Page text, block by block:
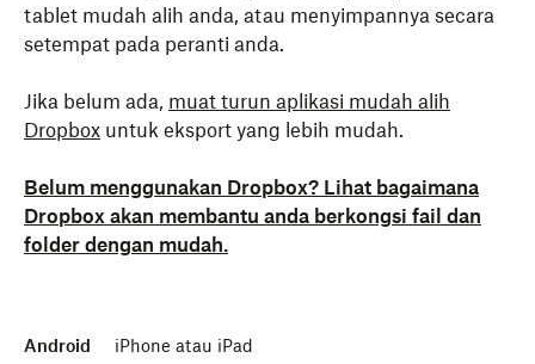
tablet mudah alih anda, atau menyimpannya secara
setempat pada peranti anda.
Jika belum ada, muat turun aplikasi mudah alih
Dropbox untuk eksport yang lebih mudah.
Belum menggunakan Dropbox? Lihat bagaimana
Dropbox akan membantu anda berkongsi fail dan
folder dengan mudah.
Android iPhone atau iPad